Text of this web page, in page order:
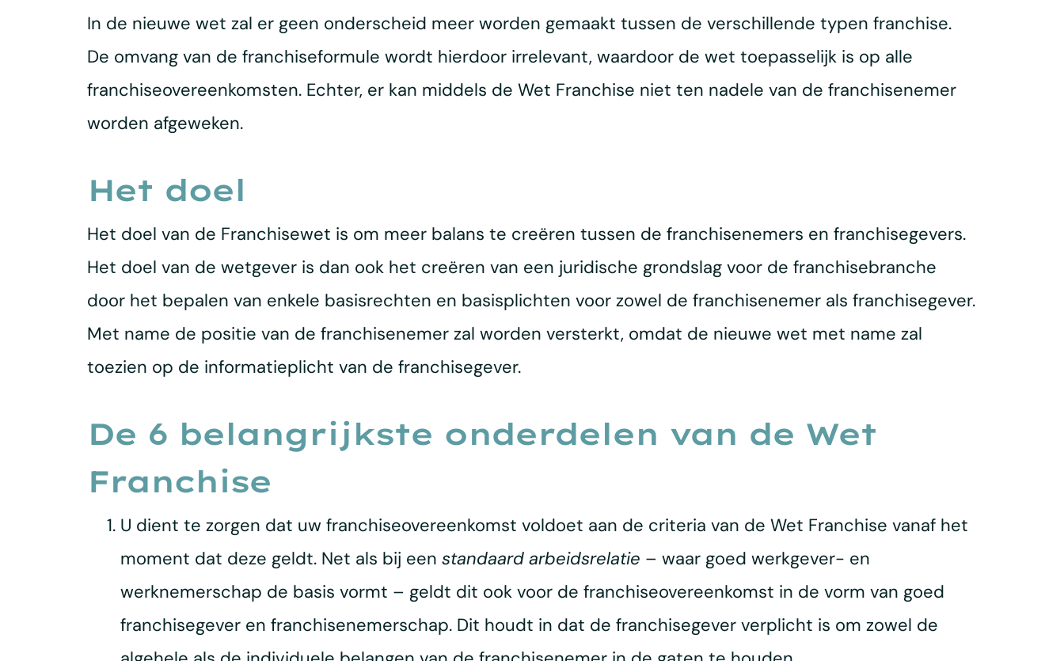
In de nieuwe wet zal er geen onderscheid meer worden gemaakt tussen de verschillende typen franchise.
De omvang van de franchiseformule wordt hierdoor irrelevant, waardoor de wet toepasselijk is op alle
franchiseovereenkomsten. Echter, er kan middels de Wet Franchise niet ten nadele van de franchisenemer
worden afgeweken.
Het doel
Het doel van de Franchisewet is om meer balans te creëren tussen de franchisenemers en franchisegevers.
Het doel van de wetgever is dan ook het creëren van een juridische grondslag voor de franchisebranche
door het bepalen van enkele basisrechten en basisplichten voor zowel de franchisenemer als franchisegever.
Met name de positie van de franchisenemer zal worden versterkt, omdat de nieuwe wet met name zal
toezien op de informatieplicht van de franchisegever.
De 6 belangrijkste onderdelen van de Wet
Franchise
U dient te zorgen dat uw franchiseovereenkomst voldoet aan de criteria van de Wet Franchise vanaf het
moment dat deze geldt. Net als bij een standaard arbeidsrelatie – waar goed werkgever- en
werknemerschap de basis vormt – geldt dit ook voor de franchiseovereenkomst in de vorm van goed
franchisegever en franchisenemerschap. Dit houdt in dat de franchisegever verplicht is om zowel de